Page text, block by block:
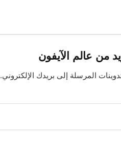
من عالم الآيفون
المرسلة إلى بريدك الإلكتروني.